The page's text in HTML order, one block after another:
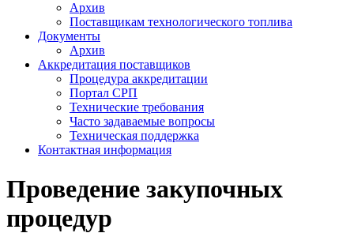
Архив
Поставщикам технологического топлива
Документы
Архив
Аккредитация поставщиков
Процедура аккредитации
Портал СРП
Технические требования
Часто задаваемые вопросы
Техническая поддержка
Контактная информация
Проведение закупочных
процедур